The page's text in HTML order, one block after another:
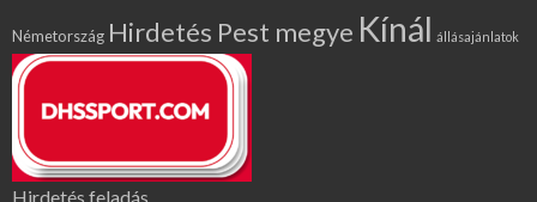
Németország Hirdetés Pest megye Kínál állásajánlatok
Hirdetés feladás